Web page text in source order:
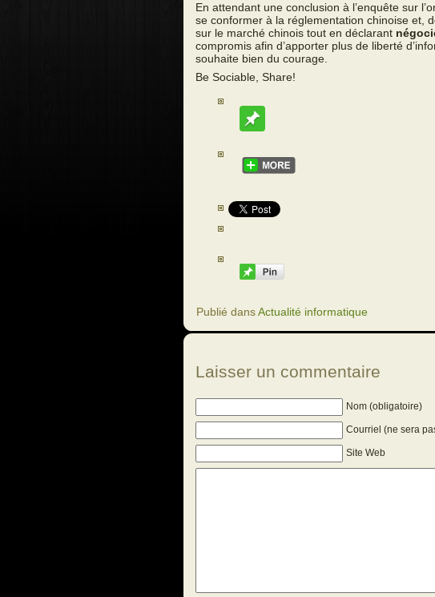
En attendant une conclusion à l’enquête sur
se conformer à la réglementation chinoise et,
sur le marché chinois tout en déclarant
compromis afin d’apporter plus de liberté
souhaite bien du courage.
Be Sociable, Share!
Publié dansActualité informatique
Laisser un commentaire
Nom (obligatoire)
Courriel (ne sera
Site Web